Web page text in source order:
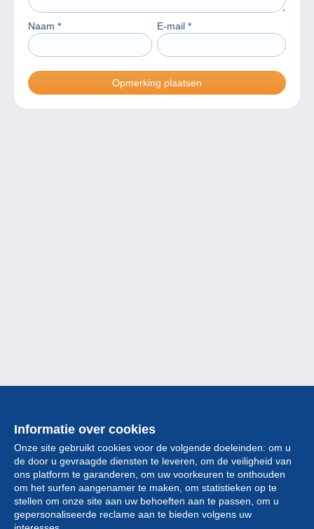
Naam * E-mail *
Informatie over cookies
Onze site gebruikt cookies voor de volgende doeleinden: om u
de door u gevraagde diensten te leveren, om de veiligheid van
ons platform te garanderen, om uw voorkeuren te onthouden
om het surfen aangenamer te maken, om statistieken op te
stellen om onze site aan uw behoeften aan te passen, om u
gepersonaliseerde reclame aan te bieden volgens uw
Collectie